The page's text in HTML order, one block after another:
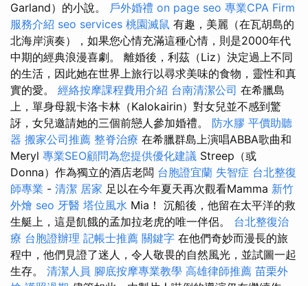
Garland）的小說。 戶外婚禮 on page seo 專業CPA Firm
服務介紹 seo services 桃園滅鼠 有趣，美麗（在瓦胡島的
北海岸演奏），如果您心情充滿這種心情，則是2000年代
中期的經典浪漫喜劇。 離婚後，利茲（Liz）決定過上不同
的生活，因此她在世界上旅行以尋求美味的食物，靈性和真
實的愛。 經絡按摩課程費用介紹 台南清潔公司 在希臘島
上，單身母親卡洛卡林（Kalokairin）對女兒並不感到驚
訝，女兒邀請她的三個前戀人參加婚禮。 防水膠 平價助聽
器 搬家公司推薦 整脊治療 在希臘群島上演唱ABBA歌曲和
Meryl 專業SEO顧問為您提供優化建議 Streep（或
Donna）作為獨立的酒店老闆 台胞證宜蘭 失智症 台北整復
師專業 - 清潔 居家 足以在今年夏天再次觀看Mamma 新竹
外燴 seo 牙醫 塔位風水 Mia！ 沉船後，他留在太平洋的救
生艇上，這是飢餓的孟加拉老虎的唯一伴侶。 台北整復治
療 台胞證辦理 記帳士推薦 關鍵字 在他們奇妙而漫長的旅
程中，他們見證了迷人，令人敬畏的自然風光，並試圖一起
生存。 清潔人員 腳底按摩專業教學 高雄律師推薦 苗栗外